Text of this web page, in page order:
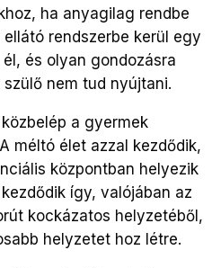
ha anyagilag rendbe
rendszerbe kerül egy
és olyan gondozásra
nem tud nyújtani.
a gyermek
méltó élet azzal kezdődik,
központban helyezik
így, valójában az
kockázatos helyzetéből,
helyzetet hoz létre.